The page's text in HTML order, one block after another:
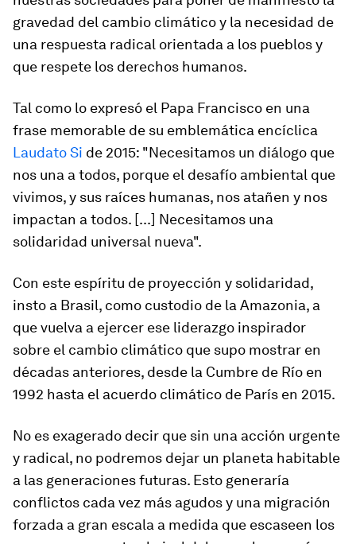
gravedad del cambio climático y la necesidad de
una respuesta radical orientada a los pueblos y
que respete los derechos humanos.
Tal como lo expresó el Papa Francisco en una
frase memorable de su emblemática encíclica
Laudato Si de 2015: "Necesitamos un diálogo que
nos una a todos, porque el desafío ambiental que
vivimos, y sus raíces humanas, nos atañen y nos
impactan a todos. [...] Necesitamos una
solidaridad universal nueva".
Con este espíritu de proyección y solidaridad,
insto a Brasil, como custodio de la Amazonia, a
que vuelva a ejercer ese liderazgo inspirador
sobre el cambio climático que supo mostrar en
décadas anteriores, desde la Cumbre de Río en
1992 hasta el acuerdo climático de París en 2015.
No es exagerado decir que sin una acción urgente
y radical, no podremos dejar un planeta habitable
a las generaciones futuras. Esto generaría
conflictos cada vez más agudos y una migración
forzada a gran escala a medida que escaseen los